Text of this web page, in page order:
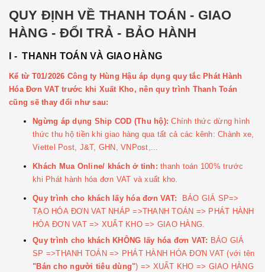
QUY ĐỊNH VỀ THANH TOÁN - GIAO
HÀNG - ĐỔI TRẢ - BẢO HÀNH
I - THANH TOÁN VÀ GIAO HÀNG
Kể từ T01/2026 Công ty Hùng Hậu áp dụng quy tắc Phát Hành
Hóa Đơn VAT trước khi Xuất Kho, nên quy trình Thanh Toán
cũng sẽ thay đổi như sau:
Ngừng áp dụng Ship COD (Thu hộ): Chính thức dừng hình
thức thu hộ tiền khi giao hàng qua tất cả các kênh: Chành xe,
Viettel Post, J&T, GHN, VNPost,...
Khách Mua Online/ khách ở tỉnh: thanh toán 100% trước
khi Phát hành hóa đơn VAT và xuất kho.
Quy trình cho khách lấy hóa đơn VAT:
BÁO GIÁ SP=>
TẠO HÓA ĐƠN VAT NHÁP =>THANH TOÁN => PHÁT HÀNH
HÓA ĐƠN VAT => XUẤT KHO => GIAO HÀNG.
Quy trình cho khách KHÔNG lấy hóa đơn VAT: BÁO GIÁ
SP =>THANH TOÁN => PHÁT HÀNH HÓA ĐƠN VAT (với tên
"Bán cho người tiêu dùng") => XUẤT KHO => GIAO HÀNG